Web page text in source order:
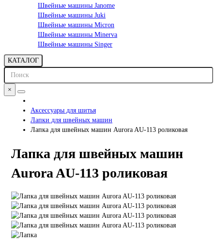
Швейные машины Janome
Швейные машины Juki
Швейные машины Micron
Швейные машины Minerva
Швейные машины Singer
КАТАЛОГ
×
Аксессуары для шитья
Лапки для швейных машин
Лапка для швейных машин Aurora AU-113 роликовая
Лапка для швейных машин
Aurora AU-113 роликовая